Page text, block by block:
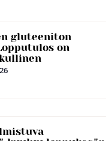
gluteeniton
on